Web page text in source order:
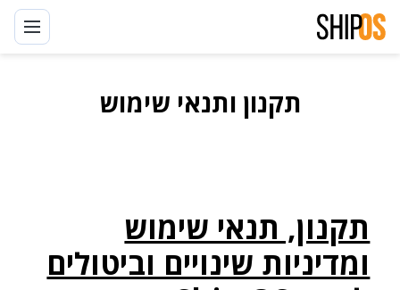
דלגו
לתוכן
תקנון ותנאי שימוש
תקנון, תנאי שימוש
ומדיניות שינויים וביטולים